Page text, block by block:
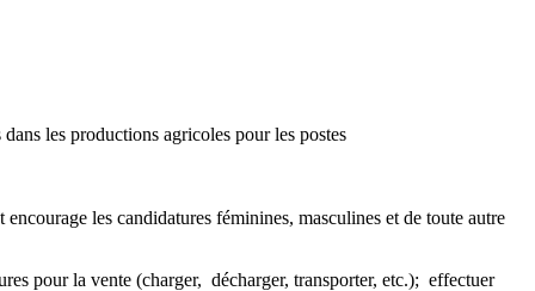
les productions agricoles pour les postes
les candidatures féminines, masculines et de toute autre
pour la vente (charger, décharger, transporter, etc.); effectuer